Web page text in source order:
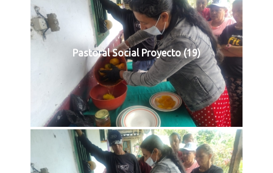
Pastoral Social Proyecto (19)